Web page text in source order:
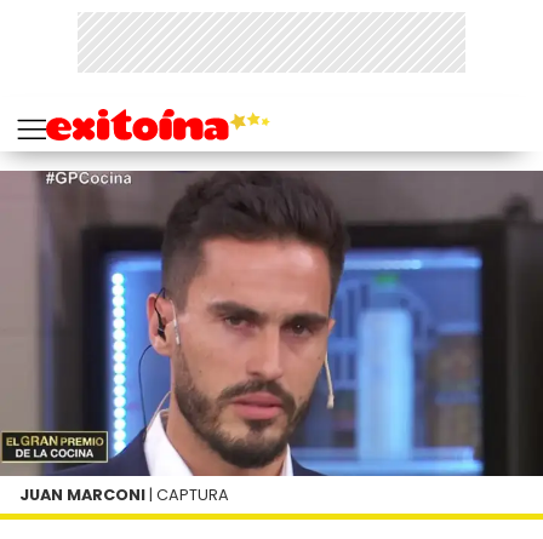
JUAN MARCONI | CAPTURA